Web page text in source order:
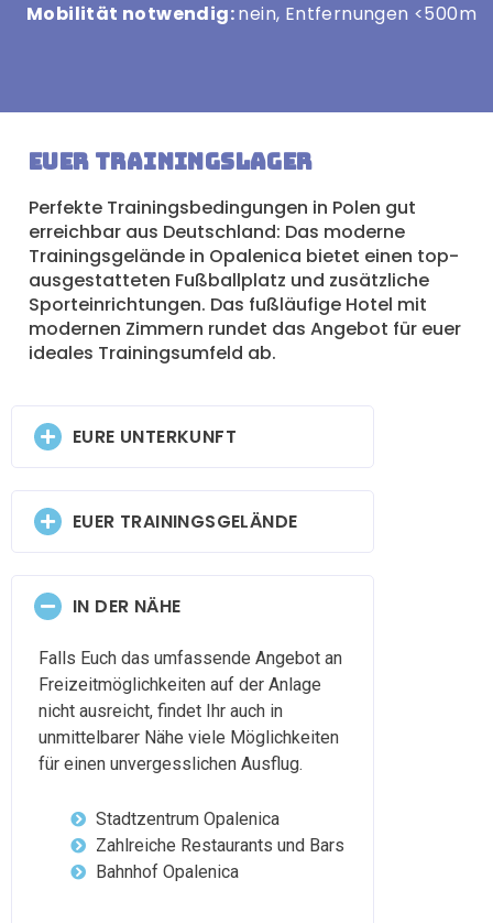
Mobilität notwendig:nein, Entfernungen <500m
Euer Trainingslager
Perfekte Trainingsbedingungen in Polen gut
erreichbar aus Deutschland: Das moderne
Trainingsgelände in Opalenica bietet einen top-
ausgestatteten Fußballplatz und zusätzliche
Sporteinrichtungen. Das fußläufige Hotel mit
modernen Zimmern rundet das Angebot für euer
ideales Trainingsumfeld ab.
EURE UNTERKUNFT
EUER TRAININGSGELÄNDE
IN DER NÄHE
Falls Euch das umfassende Angebot an
Freizeitmöglichkeiten auf der Anlage
nicht ausreicht, findet Ihr auch in
unmittelbarer Nähe viele Möglichkeiten
für einen unvergesslichen Ausflug.
Stadtzentrum Opalenica
Zahlreiche Restaurants und Bars
Bahnhof Opalenica